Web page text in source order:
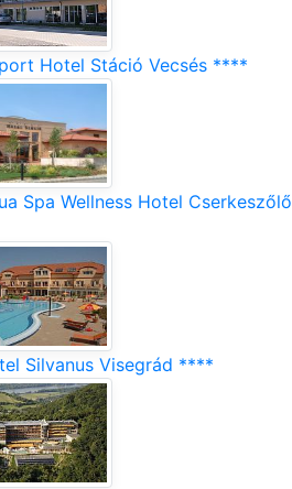
Hotel Stáció Vecsés ****
Spa Wellness Hotel Cserkeszőlő
Silvanus Visegrád ****